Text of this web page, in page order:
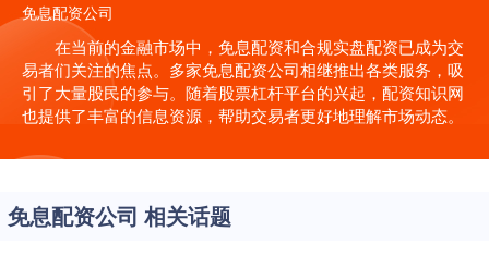
免息配资公司
在当前的金融市场中，免息配资和合规实盘配资已成为交
易者们关注的焦点。多家免息配资公司相继推出各类服务，吸
引了大量股民的参与。随着股票杠杆平台的兴起，配资知识网
也提供了丰富的信息资源，帮助交易者更好地理解市场动态。
免息配资公司 相关话题